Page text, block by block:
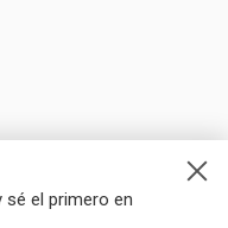
sé el primero en